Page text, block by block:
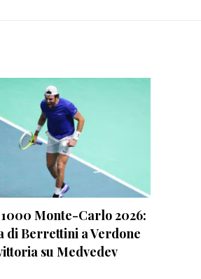
Monte-Carlo 2026:
di Berrettini a Verdone
su Medvedev